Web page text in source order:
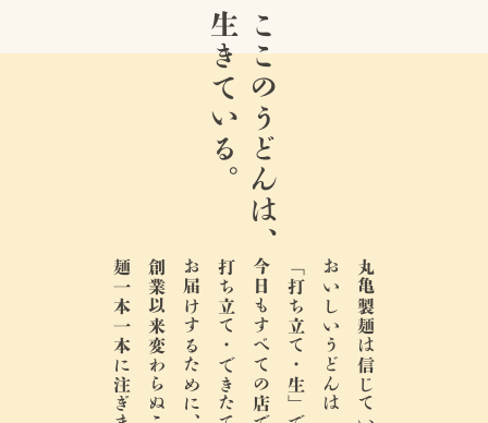
ここのうどんは、
生きている。
丸亀製麺は信じています。
おいしいうどんは
「打ち立て・生」でこそ。
今日もすべての店で、
お届けするために、
麺一本一本に注ぎます。